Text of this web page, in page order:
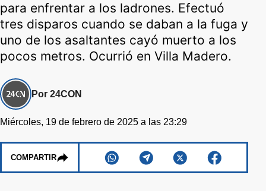
para enfrentar a los ladrones. Efectuó
tres disparos cuando se daban a la fuga y
uno de los asaltantes cayó muerto a los
pocos metros. Ocurrió en Villa Madero.
Por 24CON
Miércoles, 19 de febrero de 2025 a las 23:29
COMPARTIR